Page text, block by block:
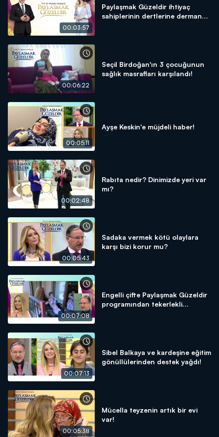
00:03:57
Paylaşmak Güzeldir ihtiyaç
sahiplerinin dertlerine derman
00:06:22
Seçil Birdoğan'ın 3 çocuğunun
sağlık masrafları karşılandı!
00:05:11
Ayşe Keskin'e müjdeli haber!
00:02:48
Rabıta nedir? Dinimizde yeri var
mı?
00:05:43
Sadaka vermek kötü olaylara
karşı bizi korur mu?
00:07:08
Engelli çifte Paylaşmak Güzeldir
programından tekerlekli
00:07:13
Sibel Balkaya ve kardeşine eğitim
gönüllülerinden destek yağdı!
00:05:38
Mücella teyzenin artık bir evi
var!